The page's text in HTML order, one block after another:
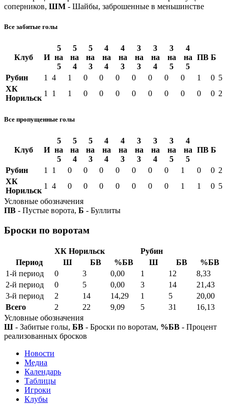
соперников, ШМ - Шайбы, заброшенные в меньшинстве
Все забитые голы
Клуб И
5
на
5
5
на
4
5
на
3
4
на
4
4
на
3
3
на
3
3
на
4
3
на
5
4
на
5
ПВ Б
Рубин 1 4 1 0 0 0 0 0 0 0 1 0 5
ХК
Норильск
1 1 1 0 0 0 0 0 0 0 0 0 2
Все пропущенные голы
Клуб И
5
на
5
5
на
4
5
на
3
4
на
4
4
на
3
3
на
3
3
на
4
3
на
5
4
на
5
ПВ Б
Рубин 1 1 0 0 0 0 0 0 0 1 0 0 2
ХК
Норильск
1 4 0 0 0 0 0 0 0 1 1 0 5
Условные обозначения
ПВ - Пустые ворота, Б - Буллиты
Броски по воротам
ХК Норильск
Рубин
Период
Ш БВ %БВ Ш БВ
%БВ
1-й период
0 3 0,00 1 12
8,33
2-й период
0 5 0,00 3 14
21,43
3-й период
2 14 14,29 1 5
20,00
Всего
2 22 9,09 5 31
16,13
Условные обозначения
Ш - Забитые голы, БВ - Броски по воротам, %БВ - Процент
реализованных бросков
Новости
Медиа
Календарь
Таблицы
Игроки
Клубы